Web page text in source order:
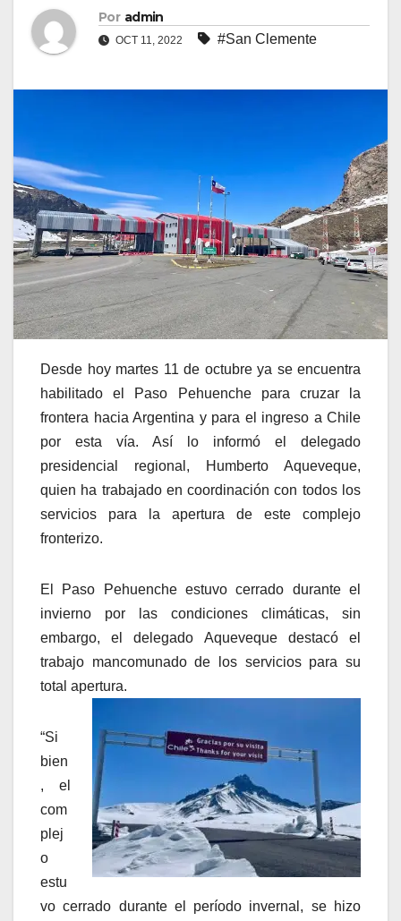
Por admin
OCT 11, 2022 #San Clemente
Desde hoy martes 11 de octubre ya se encuentra
habilitado el Paso Pehuenche para cruzar la
frontera hacia Argentina y para el ingreso a Chile
por esta vía. Así lo informó el delegado
presidencial regional, Humberto Aqueveque,
quien ha trabajado en coordinación con todos los
servicios para la apertura de este complejo
fronterizo.
El Paso Pehuenche estuvo cerrado durante el
invierno por las condiciones climáticas, sin
embargo, el delegado Aqueveque destacó el
trabajo mancomunado de los servicios para su
total apertura.
“Si
bien
, el
com
plej
o
estu
vo cerrado durante el período invernal, se hizo